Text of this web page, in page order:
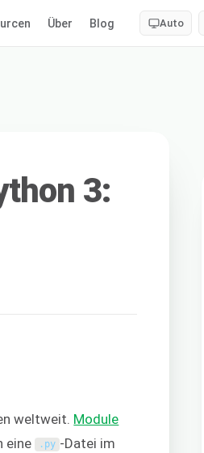
Über Blog Auto
3:
weltweit. Module
eine . py -Datei im